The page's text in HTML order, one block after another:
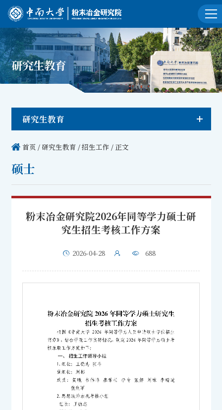
研究生教育
研究生教育
硕士
首页 /研究生教育 /招生工作 / 正文
粉末冶金研究院2026年同等学力硕士研
究生招生考核工作方案
2026-04-28 688